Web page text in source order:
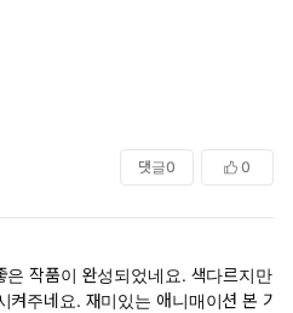
댓글0 0
은 작품이 완성되었네요. 색다르지만
켜주네요. 재미있는 애니매이션 본 기